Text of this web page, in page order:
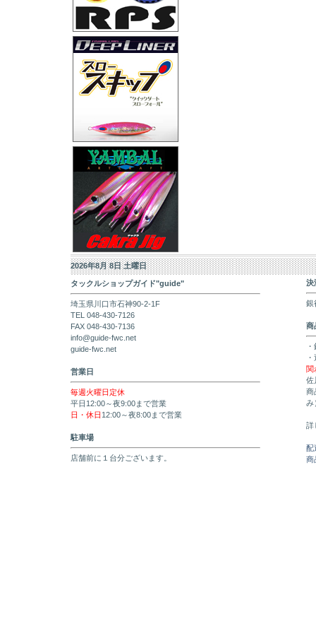
2026年8月 8日 土曜日
タックルショップガイド"guide"
埼玉県川口市石神90-2-1F
TEL 048-430-7126
FAX 048-430-7136
info@guide-fwc.net
guide-fwc.net
営業日
毎週火曜日定休
平日12:00～夜9:00まで営業
日・休日 12:00～夜8:00まで営業
駐車場
店舗前に１台分ございます。
決
銀
商
関
佐
商
み
詳
配
商